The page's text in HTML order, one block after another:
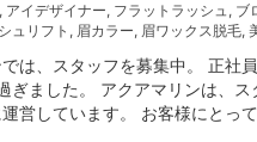
, アイデザイナー, フラットラッシュ, ブ
ュリフト , 眉カラー, 眉ワックス脱毛,
は、スタッフを募集中。 正社
ぎました。 アクアマリンは、
営しています。 お客様にとっ